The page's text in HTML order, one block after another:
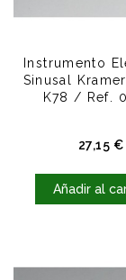
Instrumento
Sinusal
K78 / Ref.
27,15 €
Añadir al